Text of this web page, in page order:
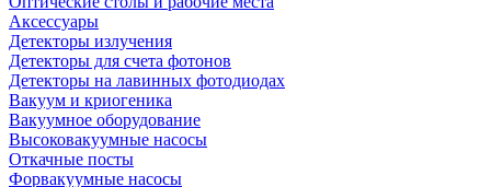
Аксессуары
Детекторы излучения
Детекторы для счета фотонов
Детекторы на лавинных фотодиодах
Вакуум и криогеника
Вакуумное оборудование
Высоковакуумные насосы
Откачные посты
Форвакуумные насосы